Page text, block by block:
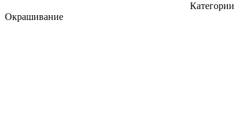
Категории
Окрашивание